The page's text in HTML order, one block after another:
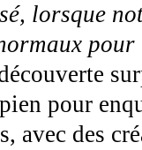
lorsque
pour
avec des